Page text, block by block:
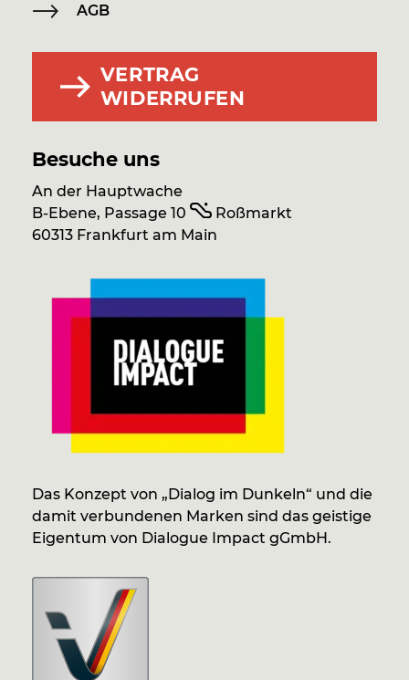
AGB
VERTRAG
WIDERRUFEN
Besuche uns
An der Hauptwache
B-Ebene, Passage 10
Roßmarkt
60313 Frankfurt am Main
Das Konzept von „Dialog im Dunkeln“ und die
damit verbundenen Marken sind das geistige
Eigentum von Dialogue Impact gGmbH.